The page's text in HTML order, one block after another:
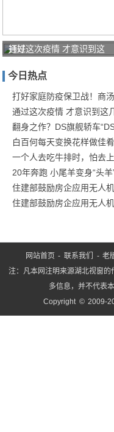
打好
防疫
保卫
战！
商汤
通过这次疫情 才意识到这
今日热点
打好家庭防疫保卫战！商
通过这次疫情 才意识到这
翻身之作？DS旗舰轿车
白百何每天变换花样做佳
一个人去吃牛排时，怕去
20年奔跑 小尾羊变身“头羊
住建部鼓励房企应用无人
住建部鼓励房企应用无人
网站首页 - 联系我们 -老
注：凡本网注明来源湖北视窗
多信息，并不代表
Copyright © 2009-